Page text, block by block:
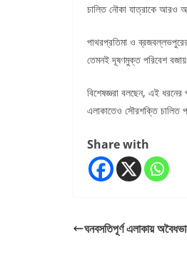
চালিত নৌকা যাত্রাকে আরও
পাথরপ্রতিমা ও
তেমনই দূষণমুক্ত পরিবেশ
বিশেষজ্ঞরা বলছেন, এই
এলাকাতেও সৌরশক্তি চালিত
Share with
ঘনবসতিপূর্ণ এলাকায়